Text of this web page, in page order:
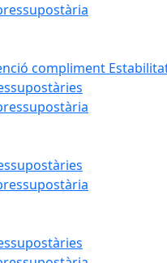
compliment